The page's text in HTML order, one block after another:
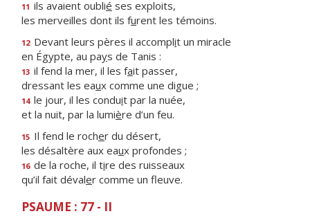
11 ils avaient oublié ses exploits,
les merveilles dont ils furent les témoins.
12 Devant leurs pères il accomplit un miracle
en Égypte, au pays de Tanis :
13 il fend la mer, il les fait passer,
dressant les eaux comme une digue ;
14 le jour, il les conduit par la nuée,
et la nuit, par la lumière d’un feu.
15 Il fend le rocher du désert,
les désaltère aux eaux profondes ;
16 de la roche, il tire des ruisseaux
qu’il fait dévaler comme un fleuve.
PSAUME : 77 - II